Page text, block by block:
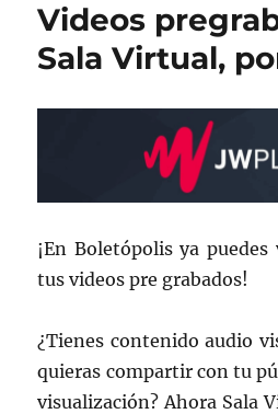
Videos
Sala Virtual,
¡En Boletópolis ya
tus videos pre grabados!
¿Tienes contenido audio
quieras compartir con tu
visualización? Ahora Sala